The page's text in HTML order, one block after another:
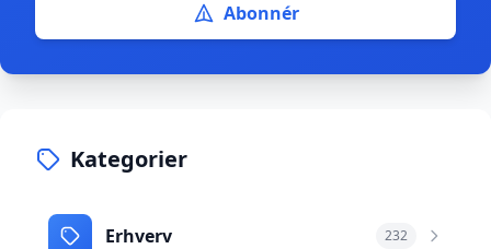
Abonnér
Kategorier
Erhverv 232